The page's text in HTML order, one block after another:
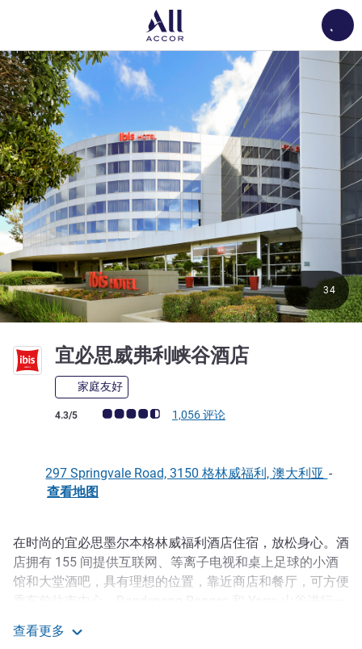
宜必思威弗利峡谷酒店
家庭友好
客户意见评级 (ALL 评级)
4.3/5 1,056 评论
34
297 Springvale Road, 3150 格林威福利, 澳大利亚 -
查看地图
描述
在时尚的宜必思墨尔本格林威福利酒店住宿，放松身心。酒
店拥有 155 间提供互联网、等离子电视和桌上足球的小酒
馆和大堂酒吧，具有理想的位置，靠近商店和餐厅，可方便
屏幕。提供客人洗衣服务以及干洗服务和洗衣服务。
查看更多